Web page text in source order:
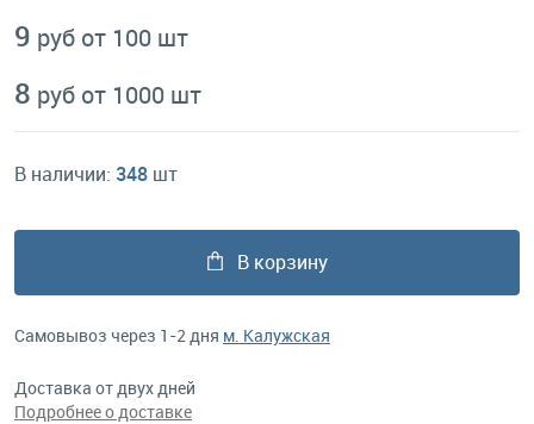
9 руб от 100 шт
8 руб от 1000 шт
В наличии: 348 шт
В корзину
Самовывоз через 1-2 дня м. Калужская
Доставка от двух дней
Подробнее о доставке